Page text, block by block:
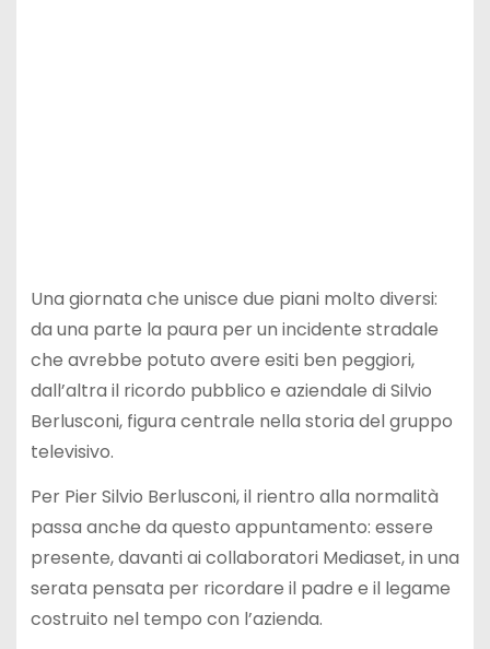
Una giornata che unisce due piani molto diversi:
da una parte la paura per un incidente stradale
che avrebbe potuto avere esiti ben peggiori,
dall’altra il ricordo pubblico e aziendale di Silvio
Berlusconi, figura centrale nella storia del gruppo
televisivo.
Per Pier Silvio Berlusconi, il rientro alla normalità
passa anche da questo appuntamento: essere
presente, davanti ai collaboratori Mediaset, in una
serata pensata per ricordare il padre e il legame
costruito nel tempo con l’azienda.